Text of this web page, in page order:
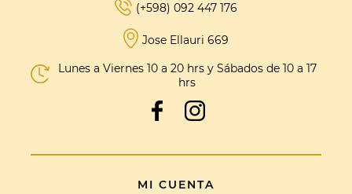
(+598) 092 447 176
Jose Ellauri 669
Lunes a Viernes 10 a 20 hrs y Sábados de 10 a 17
hrs
MI CUENTA